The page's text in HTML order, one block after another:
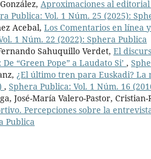
Aproximaciones al
Publica: Vol. 1 Núm. 25 (2025):
Acebal, Los Comentarios en línea
1 Núm. 22 (2022): Sphera Publica
Sahuquillo Verdet, El
“Green Pope” a Laudato Si’ ,
¿El último tren para Euskadi? La
, Sphera Publica: Vol. 1 Núm. 16
José-María Valero-Pastor,
Percepciones sobre la
Publica